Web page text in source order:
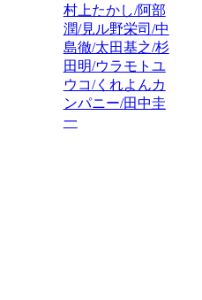
村上たかし/阿部
潤/見ル野栄司/中
島徹/太田基之/杉
田明/ウラモトユ
ウコ/くれよんカ
ンパニー/田中圭
一